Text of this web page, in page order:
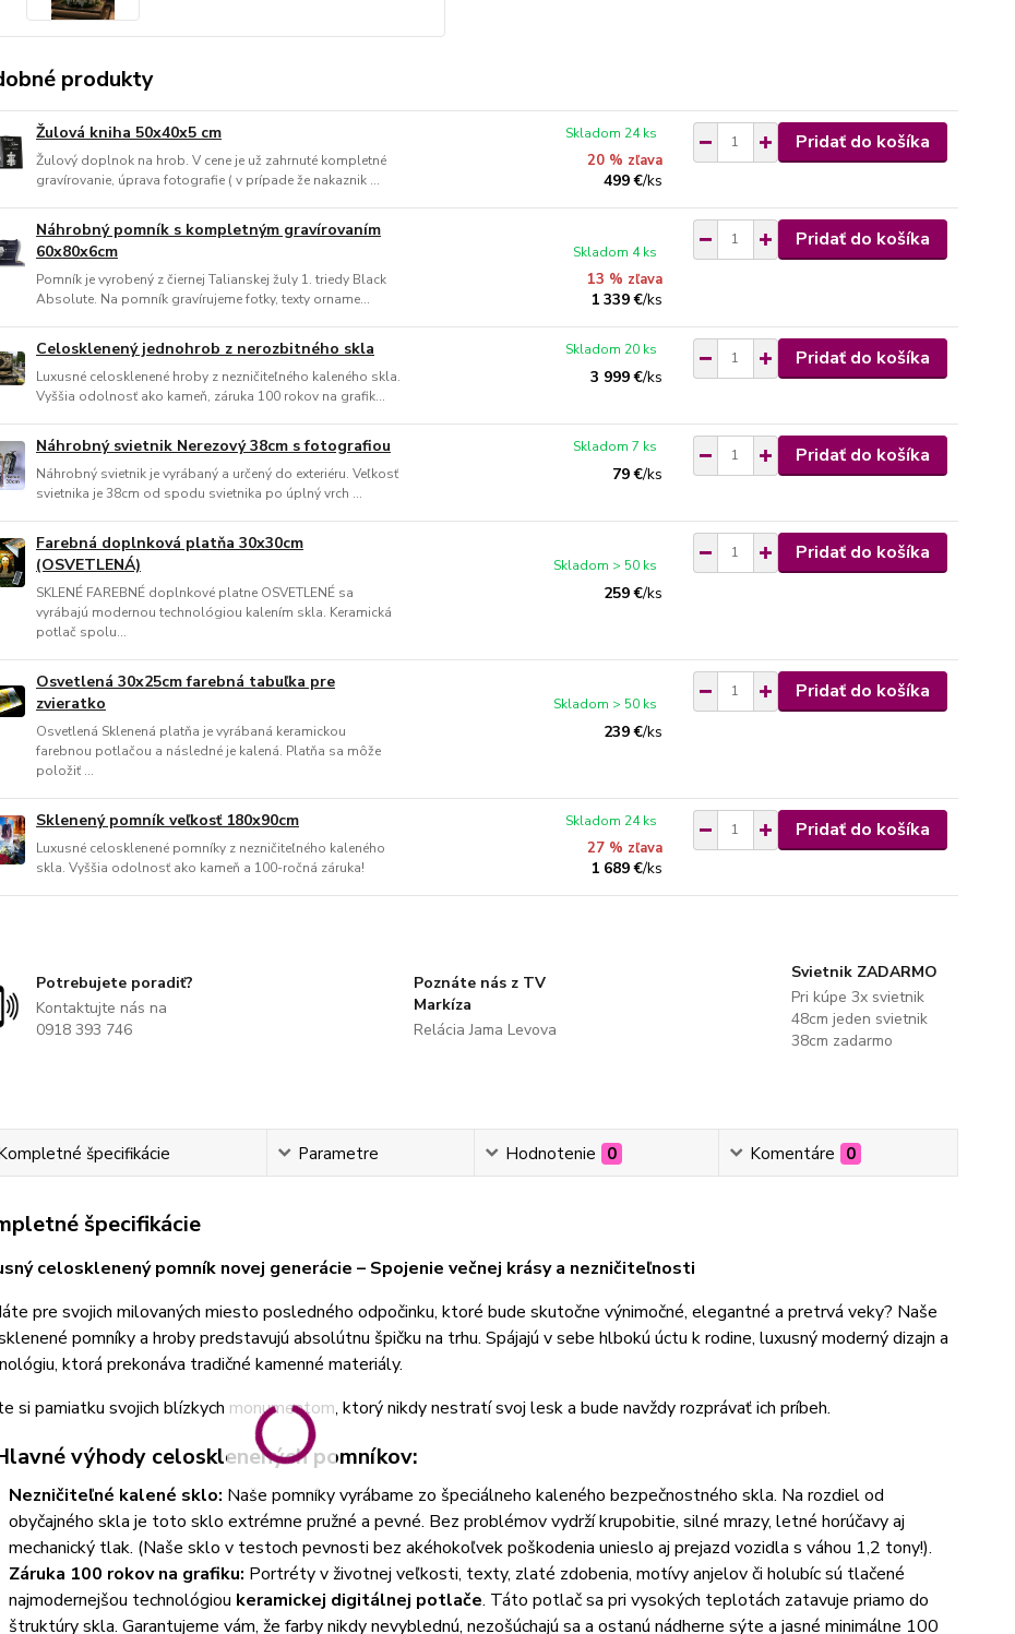
produkty
Žulová kniha 50x40x5 cm
Žulový doplnok na hrob. V cene je už zahrnuté kompletné
gravírovanie, úprava fotografie ( v prípade že nakaznik ...
20 % zľava
499 €/ks
Skladom 24 ks Pridať do košíka
Náhrobný pomník s kompletným gravírovaním
60x80x6cm
Pomník je vyrobený z čiernej Talianskej žuly 1. triedy Black
Absolute. Na pomník gravírujeme fotky, texty orname...
13 % zľava
1 339 €/ks
Skladom 4 ks
Pridať do košíka
Celosklenený jednohrob z nerozbitného skla
Luxusné celosklenené hroby z nezničiteľného kaleného skla.
Vyššia odolnosť ako kameň, záruka 100 rokov na grafik...
3 999 €/ks
Skladom 20 ks Pridať do košíka
Náhrobný svietnik Nerezový 38cm s fotografiou
Náhrobný svietnik je vyrábaný a určený do exteriéru. Veľkosť
svietnika je 38cm od spodu svietnika po úplný vrch ...
79 €/ks
Skladom 7 ks Pridať do košíka
Farebná doplnková platňa 30x30cm
(OSVETLENÁ)
SKLENÉ FAREBNÉ doplnkové platne OSVETLENÉ sa
vyrábajú modernou technológiou kalením skla. Keramická
potlač spolu...
259 €/ks
Skladom > 50 ks
Pridať do košíka
Osvetlená 30x25cm farebná tabuľka pre
zvieratko
Osvetlená Sklenená platňa je vyrábaná keramickou
farebnou potlačou a následné je kalená. Platňa sa môže
položiť ...
239 €/ks
Skladom > 50 ks
Pridať do košíka
Sklenený pomník veľkosť 180x90cm
Luxusné celosklenené pomníky z nezničiteľného kaleného
skla. Vyššia odolnosť ako kameň a 100-ročná záruka!
27 % zľava
1 689 €/ks
Skladom 24 ks Pridať do košíka
Potrebujete poradiť?
Kontaktujte nás na
0918 393 746
Poznáte nás z TV
Markíza
Relácia Jama Levova
Svietnik ZADARMO
Pri kúpe 3x svietnik
48cm jeden svietnik
38cm zadarmo
špecifikácie Parametre Hodnotenie 0 Komentáre 0
špecifikácie
celosklenený pomník novej generácie – Spojenie večnej krásy a nezničiteľnosti
pre svojich milovaných miesto posledného odpočinku, ktoré bude skutočne výnimočné, elegantné a pretrvá veky? Naše
pomníky a hroby predstavujú absolútnu špičku na trhu. Spájajú v sebe hlbokú úctu k rodine, luxusný moderný dizajn a
ktorá prekonáva tradičné kamenné materiály.
si pamiatku svojich blízkych monumentom, ktorý nikdy nestratí svoj lesk a bude navždy rozprávať ich príbeh.
výhody celosklenených pomníkov:
Nezničiteľné kalené sklo: Naše pomníky vyrábame zo špeciálneho kaleného bezpečnostného skla. Na rozdiel od
obyčajného skla je toto sklo extrémne pružné a pevné. Bez problémov vydrží krupobitie, silné mrazy, letné horúčavy aj
mechanický tlak. (Naše sklo v testoch pevnosti bez akéhokoľvek poškodenia unieslo aj prejazd vozidla s váhou 1,2 tony!).
Záruka 100 rokov na grafiku: Portréty v životnej veľkosti, texty, zlaté zdobenia, motívy anjelov či holubíc sú tlačené
najmodernejšou technológiou keramickej digitálnej potlače. Táto potlač sa pri vysokých teplotách zatavuje priamo do
štruktúry skla. Garantujeme vám, že farby nikdy nevyblednú, nezošúchajú sa a ostanú nádherne sýte a jasné minimálne 100